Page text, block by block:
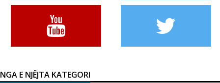
NGA E NJËJTA KATEGORI